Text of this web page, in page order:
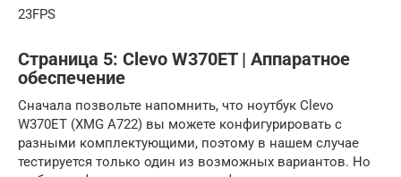
23FPS
Страница 5: Clevo W370ET | Аппаратное
обеспечение
Сначала позвольте напомнить, что ноутбук Clevo
W370ET (XMG A722) вы можете конфигурировать с
разными комплектующими, поэтому в нашем случае
тестируется только один из возможных вариантов. Но